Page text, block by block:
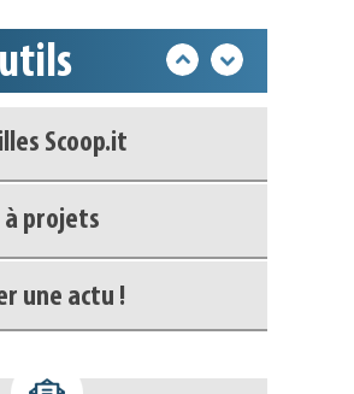
Scoop.it
à projets
une actu !